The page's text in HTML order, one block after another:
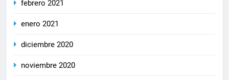
febrero 2021
enero 2021
diciembre 2020
noviembre 2020